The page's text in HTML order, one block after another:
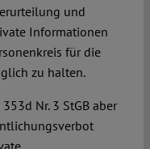
und
Informationen
für die
zu halten.
Nr. 3 StGB aber